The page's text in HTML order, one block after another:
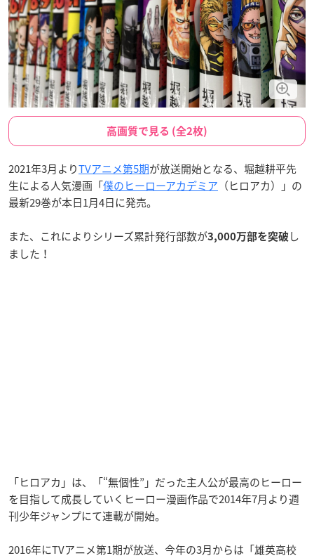
高画質で見る (全2枚)
2021年3月よりTVアニメ第5期が放送開始となる、堀越耕平先
生による人気漫画「僕のヒーローアカデミア （ヒロアカ）」の
最新29巻が本日1月4日に発売。
また、これによりシリーズ累計発行部数が3,000万部を突破 し
ました！
「ヒロアカ」は、「“無個性”」だった主人公が最高のヒーロー
を目指して成長していくヒーロー漫画作品で2014年7月より週
刊少年ジャンプにて連載が開始。
2016年にTVアニメ第1期が放送、今年の3月からは「雄英高校